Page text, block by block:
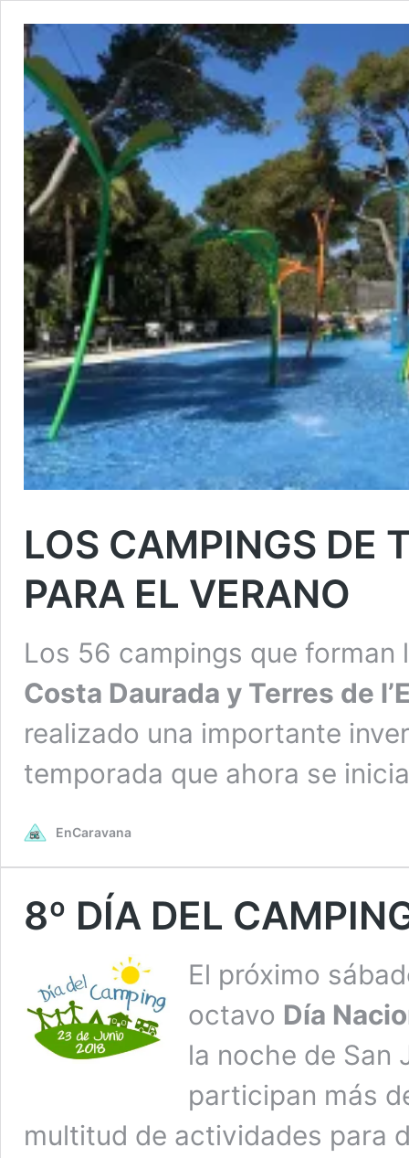
LOS CAMPINGS DE
PARA EL VERANO
Los 56 campings que forman
Costa Daurada y Terres de
realizado una importante
temporada que ahora se
EnCaravana
8º DÍA DEL
El próximo
octavo Día
la noche de San
participan más
multitud de actividades para